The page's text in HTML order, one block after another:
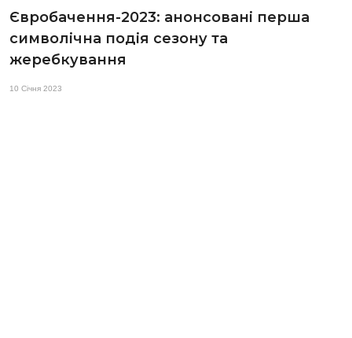
Євробачення-2023: анонсовані перша
символічна подія сезону та
жеребкування
10 Січня 2023